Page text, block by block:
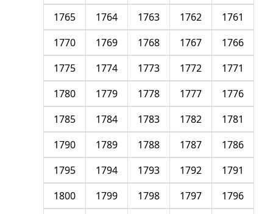
1761
1762
1763
1764
1765
1766
1767
1768
1769
1770
1771
1772
1773
1774
1775
1776
1777
1778
1779
1780
1781
1782
1783
1784
1785
1786
1787
1788
1789
1790
1791
1792
1793
1794
1795
1796
1797
1798
1799
1800